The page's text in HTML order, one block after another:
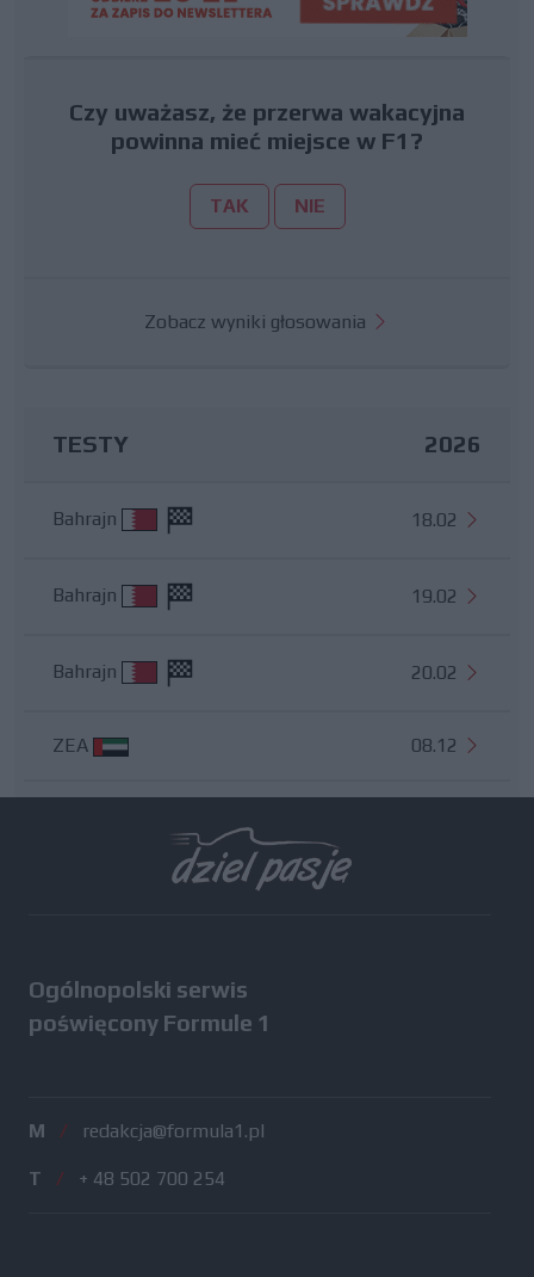
Czy uważasz, że przerwa wakacyjna
powinna mieć miejsce w F1?
TAK NIE
Zobacz wyniki głosowania
TESTY 2026
Bahrajn 18.02
Bahrajn 19.02
Bahrajn 20.02
ZEA 08.12
Ogólnopolski serwis
poświęcony Formule 1
M / redakcja@formula1.pl
T / + 48 502 700 254